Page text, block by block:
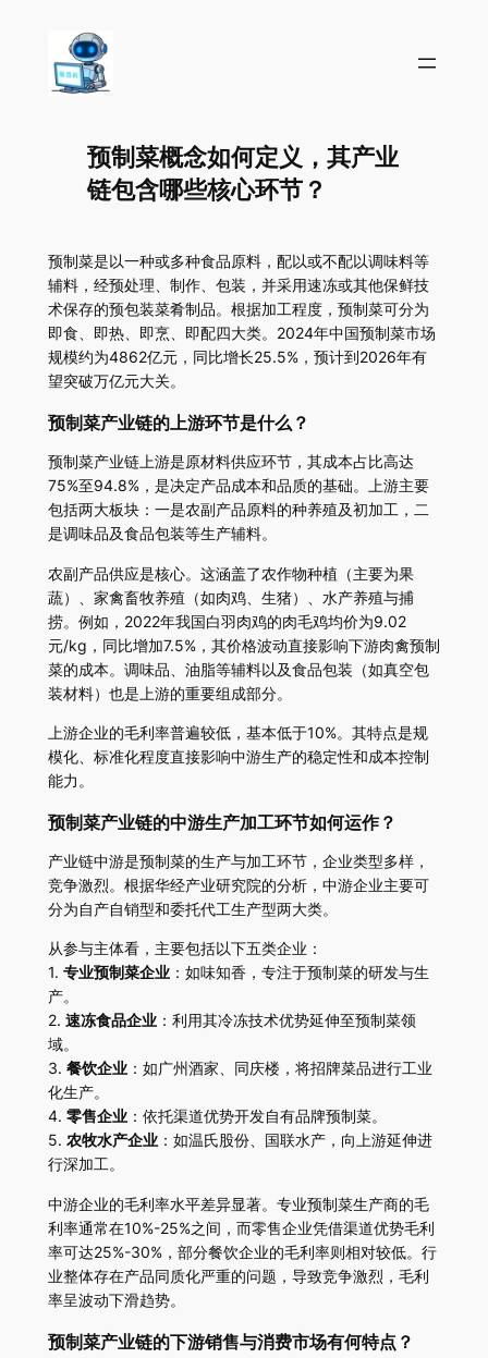
预制菜概念如何定义，其产业
链包含哪些核心环节？
预制菜是以一种或多种食品原料，配以或不配以调味料等
辅料，经预处理、制作、包装，并采用速冻或其他保鲜技
术保存的预包装菜肴制品。根据加工程度，预制菜可分为
即食、即热、即烹、即配四大类。2024年中国预制菜市场
规模约为4862亿元，同比增长25.5%，预计到2026年有
望突破万亿元大关。
预制菜产业链的上游环节是什么？
预制菜产业链上游是原材料供应环节，其成本占比高达
75%至94.8%，是决定产品成本和品质的基础。上游主要
包括两大板块：一是农副产品原料的种养殖及初加工，二
是调味品及食品包装等生产辅料。
农副产品供应是核心。这涵盖了农作物种植（主要为果
蔬）、家禽畜牧养殖（如肉鸡、生猪）、水产养殖与捕
捞。例如，2022年我国白羽肉鸡的肉毛鸡均价为9.02
元/kg，同比增加7.5%，其价格波动直接影响下游肉禽预制
菜的成本。调味品、油脂等辅料以及食品包装（如真空包
装材料）也是上游的重要组成部分。
上游企业的毛利率普遍较低，基本低于10%。其特点是规
模化、标准化程度直接影响中游生产的稳定性和成本控制
能力。
预制菜产业链的中游生产加工环节如何运作？
产业链中游是预制菜的生产与加工环节，企业类型多样，
竞争激烈。根据华经产业研究院的分析，中游企业主要可
分为自产自销型和委托代工生产型两大类。
从参与主体看，主要包括以下五类企业：
1. 专业预制菜企业：如味知香，专注于预制菜的研发与生
产。
2. 速冻食品企业：利用其冷冻技术优势延伸至预制菜领
域。
3. 餐饮企业：如广州酒家、同庆楼，将招牌菜品进行工业
化生产。
4. 零售企业：依托渠道优势开发自有品牌预制菜。
5. 农牧水产企业：如温氏股份、国联水产，向上游延伸进
行深加工。
中游企业的毛利率水平差异显著。专业预制菜生产商的毛
利率通常在10%-25%之间，而零售企业凭借渠道优势毛利
率可达25%-30%，部分餐饮企业的毛利率则相对较低。行
业整体存在产品同质化严重的问题，导致竞争激烈，毛利
率呈波动下滑趋势。
预制菜产业链的下游销售与消费市场有何特点？